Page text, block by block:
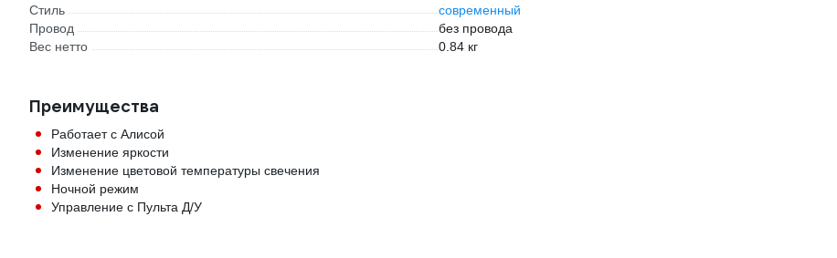
Стиль
современный
Провод
без провода
Вес нетто
0.84 кг
Преимущества
Работает с Алисой
Изменение яркости
Изменение цветовой температуры свечения
Ночной режим
Управление с Пульта Д/У